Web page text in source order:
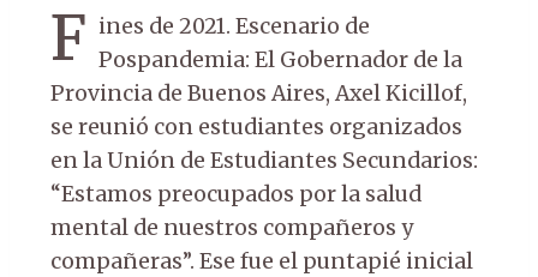
F ines de 2021. Escenario de
Pospandemia: El Gobernador de la
Provincia de Buenos Aires, Axel Kicillof,
se reunió con estudiantes organizados
en la Unión de Estudiantes Secundarios:
“Estamos preocupados por la salud
mental de nuestros compañeros y
compañeras”. Ese fue el puntapié inicial